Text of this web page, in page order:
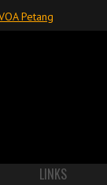
Petang
LINKS